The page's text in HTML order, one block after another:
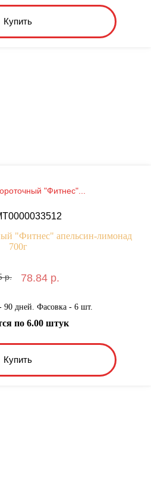
Купить
"Фитнес"...
р. 78.84 р.
90 дней. Фасовка - 6 шт.
Купить
по 6.00 штук